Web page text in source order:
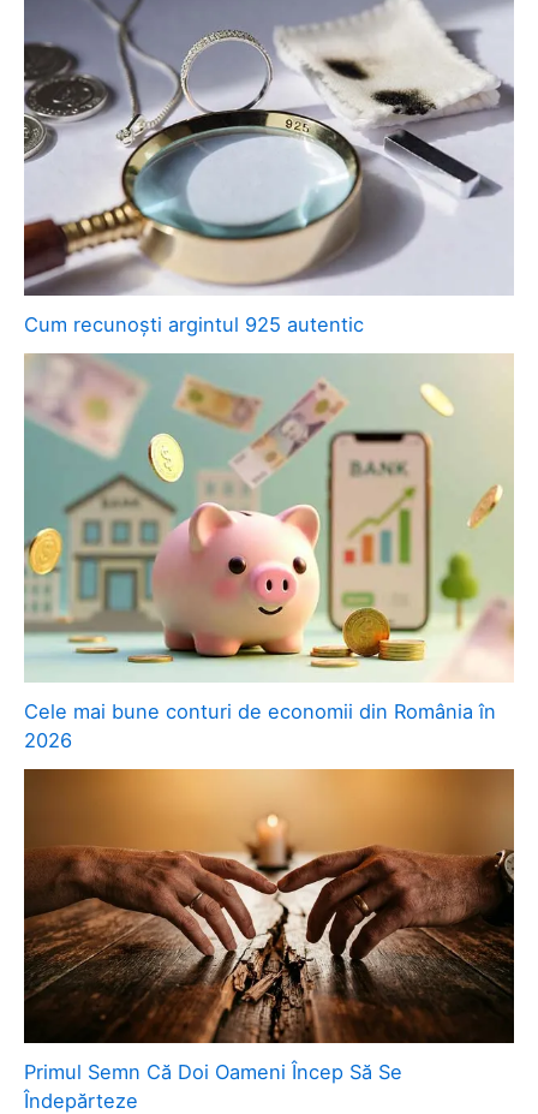
Cum recunoști argintul 925 autentic
Cele mai bune conturi de economii din România în
2026
Primul Semn Că Doi Oameni Încep Să Se
Îndepărteze